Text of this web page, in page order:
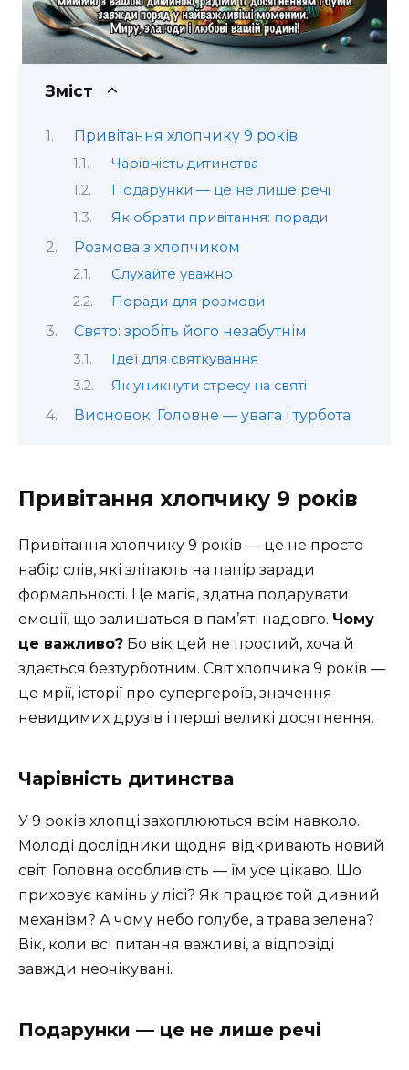
Зміст
Привітання хлопчику 9 років
Чарівність дитинства
Подарунки — це не лише речі
Як обрати привітання: поради
Розмова з хлопчиком
Слухайте уважно
Поради для розмови
Свято: зробіть його незабутнім
Ідеї для святкування
Як уникнути стресу на святі
Висновок: Головне — увага і турбота
Привітання хлопчику 9 років
Привітання хлопчику 9 років — це не просто
набір слів, які злітають на папір заради
формальності. Це магія, здатна подарувати
емоції, що залишаться в пам’яті надовго. Чому
це важливо? Бо вік цей не простий, хоча й
здається безтурботним. Світ хлопчика 9 років —
це мрії, історії про супергероїв, значення
невидимих друзів і перші великі досягнення.
Чарівність дитинства
У 9 років хлопці захоплюються всім навколо.
Молоді дослідники щодня відкривають новий
світ. Головна особливість — їм усе цікаво. Що
приховує камінь у лісі? Як працює той дивний
механізм? А чому небо голубе, а трава зелена?
Вік, коли всі питання важливі, а відповіді
завжди неочікувані.
Подарунки — це не лише речі